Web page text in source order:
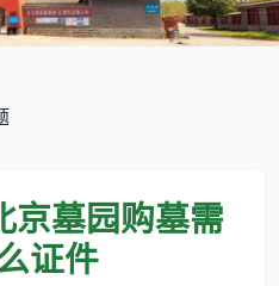
京墓园购墓需
证件